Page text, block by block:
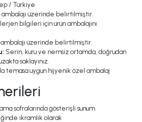
/ Türkiye
ambalajı üzerinde belirtilmiştir.
bilgileri için ürün ambalajını
ambalajı üzerinde belirtilmiştir.
Serin, kuru ve nemsiz ortamda, doğrudan
saklayınız.
temasa uygun hijyenik özel ambalaj
sofralarında gösterişli sunum
ikramlık olarak